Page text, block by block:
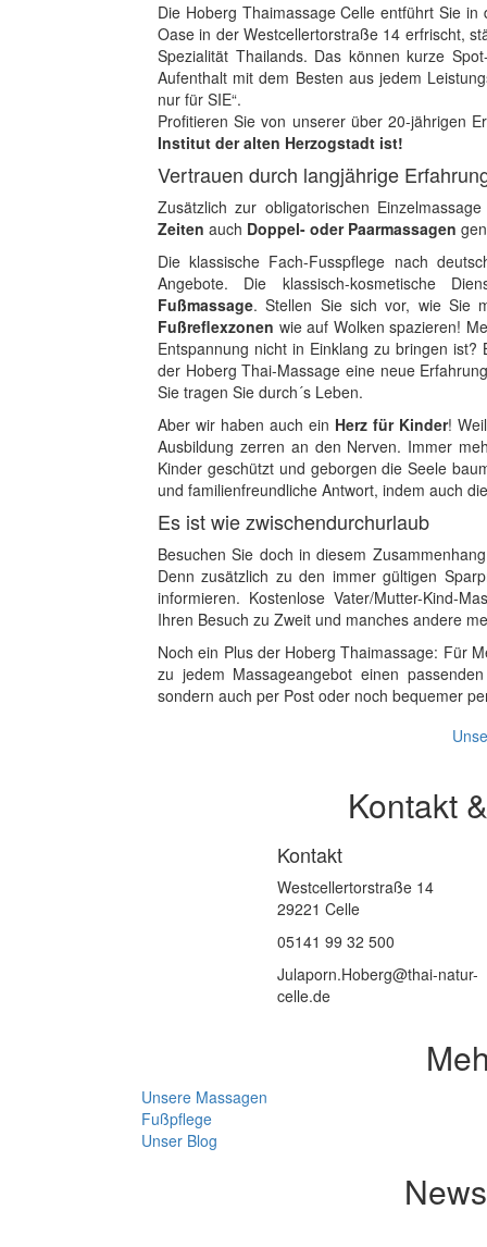
Die Hoberg Thaimassage Celle entführt Sie
Oase in der Westcellertorstraße 14 erfrischt,
Spezialität Thailands. Das können kurze
Aufenthalt mit dem Besten aus jedem
nur für SIE“.
Profitieren Sie von unserer über 20-jährigen
Institut der alten Herzogstadt ist!
Vertrauen durch langjährige
Zusätzlich zur obligatorischen
Zeiten auch Doppel- oder Paarmassagen
Die klassische Fach-Fusspflege nach
Angebote. Die klassisch-kosmetische
Fußmassage. Stellen Sie sich vor, wie Sie
Fußreflexzonen wie auf Wolken spazieren!
Entspannung nicht in Einklang zu bringen
der Hoberg Thai-Massage eine neue
Sie tragen Sie durch´s Leben.
Aber wir haben auch ein Herz für Kinder!
Ausbildung zerren an den Nerven. Immer
Kinder geschützt und geborgen die Seele
und familienfreundliche Antwort, indem auch
Es ist wie zwischendurchurlaub
Besuchen Sie doch in diesem
Denn zusätzlich zu den immer gültigen
informieren. Kostenlose Vater/Mutter-Kind-
Ihren Besuch zu Zweit und manches andere
Noch ein Plus der Hoberg Thaimassage: Für
zu jedem Massageangebot einen
sondern auch per Post oder noch bequemer
Kontakt
Kontakt
Westcellertorstraße 14
29221 Celle
05141 99 32 500
Julaporn.Hoberg@thai-natur-
celle.de
Unsere Massagen
Fußpflege
Unser Blog